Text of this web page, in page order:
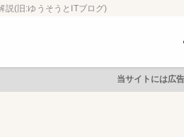
説(旧:ゆうそうとITブログ)
当サイトには広